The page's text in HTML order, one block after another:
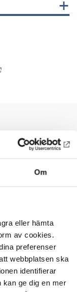
Om
eller hämta
av cookies.
preferenser
webbplatsen ska
identifierar
kan ge dig en mer